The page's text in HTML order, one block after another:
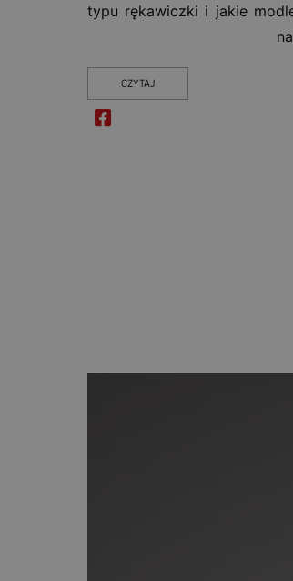
typu rękawiczki i jakie
CZYTAJ